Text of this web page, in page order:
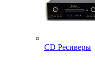
CD Ресиверы